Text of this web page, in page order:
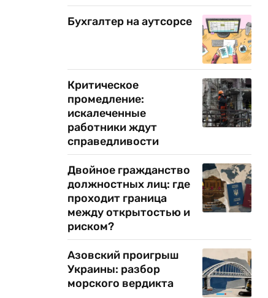
Бухгалтер на аутсорсе
Критическое
промедление:
искалеченные
работники ждут
справедливости
Двойное гражданство
должностных лиц: где
проходит граница
между открытостью и
риском?
Азовский проигрыш
Украины: разбор
морского вердикта